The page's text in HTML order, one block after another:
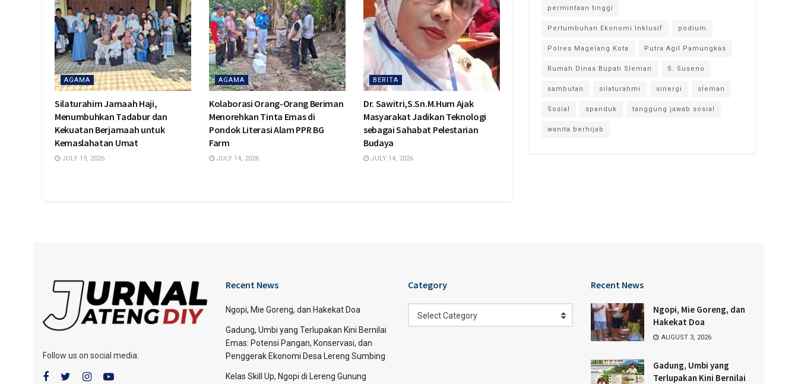
AGAMA
Silaturahim Jamaah Haji,
Menumbuhkan Tadabur dan
Kekuatan Berjamaah untuk
Kemaslahatan Umat
JULY 19, 2026
AGAMA
Kolaborasi Orang-Orang Beriman
Menorehkan Tinta Emas di
Pondok Literasi Alam PPR BG
Farm
JULY 14, 2026
BERITA
Dr. Sawitri,S.Sn.M.Hum Ajak
Masyarakat Jadikan Teknologi
sebagai Sahabat Pelestarian
Budaya
JULY 14, 2026
permintaan tinggi
Pertumbuhan Ekonomi Inklusif podium
Polres Magelang Kota Putra Agil Pamungkas
Rumah Dinas Bupati Sleman S. Suseno
sambutan silaturahmi sinergi sleman
Sosial spanduk tanggung jawab sosial
wanita berhijab
Follow us on social media:
Recent News
Ngopi, Mie Goreng, dan Hakekat Doa
Gadung, Umbi yang Terlupakan Kini Bernilai
Emas: Potensi Pangan, Konservasi, dan
Penggerak Ekonomi Desa Lereng Sumbing
Kelas Skill Up, Ngopi di Lereng Gunung
Category
Select Category
Recent News
Ngopi, Mie Goreng, dan
Hakekat Doa
AUGUST 3, 2026
Gadung, Umbi yang
Terlupakan Kini Bernilai